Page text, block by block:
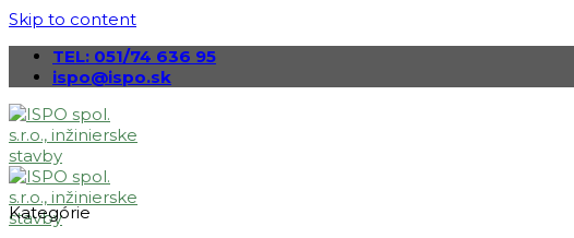
Skip to content
TEL: 051/74 636 95
ispo@ispo.sk
Kategórie